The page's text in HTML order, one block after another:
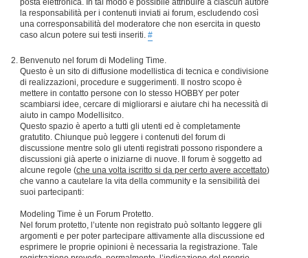
posta elettronica. In tal modo è possibile attribuire a ciascun autore
la responsabilità per i contenuti inviati ai forum, escludendo così
una corresponsabilità del moderatore che non esercita in questo
caso alcun potere sui testi inseriti. #
Benvenuto nel forum di Modeling Time.
Questo è un sito di diffusione modellistica di tecnica e condivisione
di realizzazioni, procedure e suggerimenti. Il nostro scopo è
mettere in contatto persone con lo stesso HOBBY per poter
scambiarsi idee, cercare di migliorarsi e aiutare chi ha necessità di
aiuto in campo Modellisitco.
Questo spazio è aperto a tutti gli utenti ed è completamente
gratutito. Chiunque può leggere i contenuti del forum di
discussione mentre solo gli utenti registrati possono rispondere a
discussioni già aperte o iniziarne di nuove. Il forum è soggetto ad
alcune regole (che una volta iscritto si da per certo avere accettato)
che vanno a cautelare la vita della community e la sensibilità dei
suoi partecipanti:
Modeling Time è un Forum Protetto.
Nel forum protetto, l’utente non registrato può soltanto leggere gli
argomenti e per poter partecipare attivamente alla discussione ed
esprimere le proprie opinioni è necessaria la registrazione. Tale